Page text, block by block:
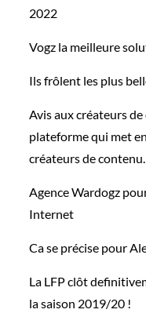
2022
Vogz la meilleure
Ils frôlent les plus
Avis aux créateurs
plateforme qui met
créateurs de contenu.
Agence Wardogz
Internet
Ca se précise pour
La LFP clôt
la saison 2019/20 !